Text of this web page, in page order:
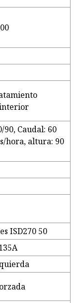
90, Caudal: 60
hora, altura: 90
ISD270 50